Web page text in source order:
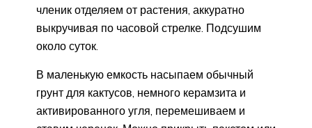
членик отделяем от растения, аккуратно
выкручивая по часовой стрелке. Подсушим
около суток.
В маленькую емкость насыпаем обычный
грунт для кактусов, немного керамзита и
активированного угля, перемешиваем и